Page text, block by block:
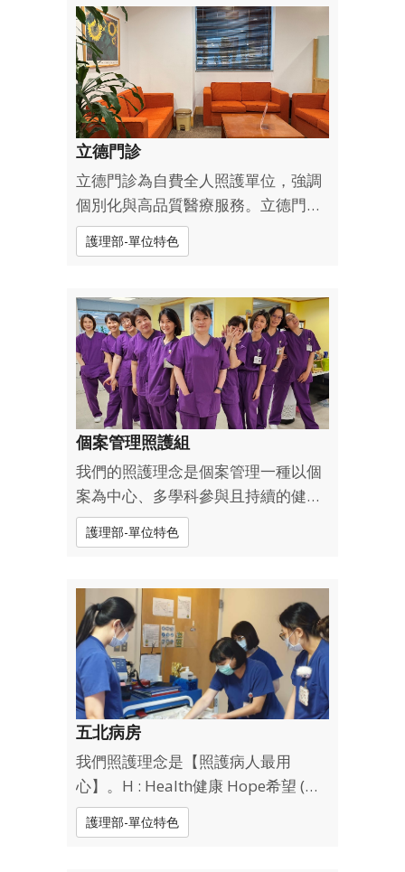
服務地點包含地下一樓之一般門診、
身心科門、婦女門診以及三樓南...
立德門診
立德門診為自費全人照護單位，強調
個別化與高品質醫療服務。立德門診
每位病人皆由專屬個案管理師負責，
協助安排門診，提醒返診治療與追蹤
造專屬的照護旅程。 ...
護理部-單位特色
個案管理照護組
我們的照護理念是個案管理一種以個
案為中心、多學科參與且持續的健康
照護，提供的協調性與管理性的病人
照護服務。因此，我們以主動積極、
並依據診療指引確認病人治療計畫，
掌握病情、療程的及時性，串起個案
在門診...
護理部-單位特色
五北病房
我們照護理念是【照護病人最用
心】。H : Health健康 Hope希望 (守
護健康)(守護希望)；E : Empathy同理
心 Education教育 (站在對方的角
護理部-單位特色